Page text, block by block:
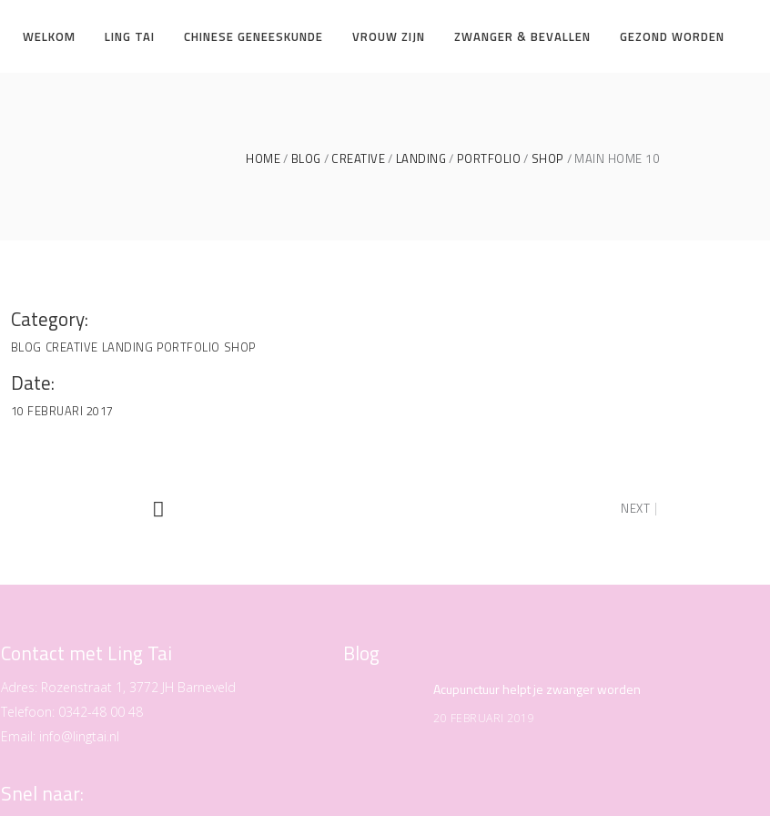
WELKOM LING TAI CHINESE GENEESKUNDE VROUW ZIJN ZWANGER & BEVALLEN GEZOND WORDEN
HOME BLOG CREATIVE LANDING PORTFOLIO SHOP MAIN HOME 10
Category:
BLOG CREATIVE LANDING PORTFOLIO SHOP
Date:
10 FEBRUARI 2017
NEXT
Contact met Ling Tai
Adres: Rozenstraat 1, 3772 JH Barneveld
Telefoon: 0342-48 00 48
Email: info@lingtai.nl
Snel naar:
Blog
Acupunctuur helpt je zwanger worden
20 FEBRUARI 2019